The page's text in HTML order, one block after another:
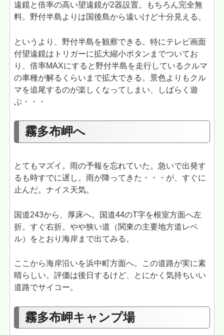
遠鏡と倍率の高い望遠鏡が2器設置。もちろん完全無
料。野付半島よりは国後島から遠いけど十分見える。
というより、野付半島を観察できる。特にテレビ画面
付望遠鏡はトリガーに拡大縮小ボタンまでついてお
り、倍率MAXにすると野付半島を走行しているクルマ
の車種が解るくらいまで拡大できる。景色よりもクル
マを追尾するのが楽しくなってしまい、しばらく遊
ぶ・・・
霧多布岬へ
とてもマズイ。雨の予報を忘れていた。急いで出発す
るも時すでに遅し。雨が降ってきた・・・が、すぐに
止んだ。ナイス天気。
国道243から、厚床へ。国道44のT字を根室方面へ左
折。すぐ右折。やや狭い道（関東の主要地方道レベ
ル）をとおり海岸まで出てみる。
ここから海岸沿いを浜中町方面へ。この道路が実に素
晴らしい。評価は後日するけど、とにかく気持ちいい
道路でサイコー。
霧多布岬キャンプ場